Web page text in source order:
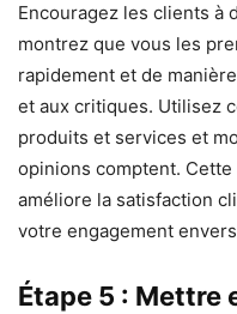
Encouragez les clients à
montrez que vous les
rapidement et de
et aux critiques. Utilisez
produits et services et
opinions comptent.
améliore la satisfaction
votre engagement
Étape 5 : Mettre